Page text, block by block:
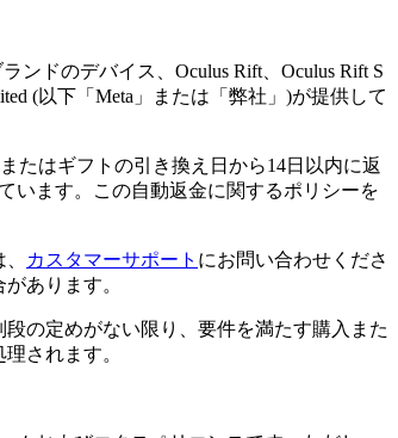
ンドのデバイス、Oculus Rift、Oculus Rift S
(以下「Meta」または「弊社」)が提供して
たはギフトの引き換え日から14日以内に返
います。この自動返金に関するポリシーを
カスタマーサポート にお問い合わせくださ
あります。
の定めがない限り、要件を満たす購入また
されます。